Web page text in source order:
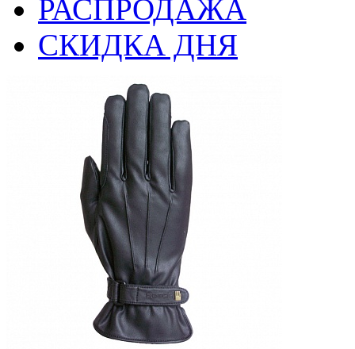
РАСПРОДАЖА
СКИДКА ДНЯ